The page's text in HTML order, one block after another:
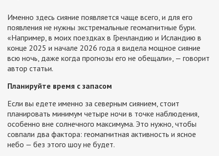
Именно здесь сияние появляется чаще всего, и для его
появления не нужны экстремальные геомагнитные бури.
«Например, в моих поездках в Гренландию и Исландию в
конце 2025 и начале 2026 года я видела мощное сияние
всю ночь, даже когда прогнозы его не обещали», — говорит
автор статьи.
Планируйте время с запасом
Если вы едете именно за северным сиянием, стоит
планировать минимум четыре ночи в точке наблюдения,
особенно вне солнечного максимума. Это нужно, чтобы
совпали два фактора: геомагнитная активность и ясное
небо — без этого шоу не будет.